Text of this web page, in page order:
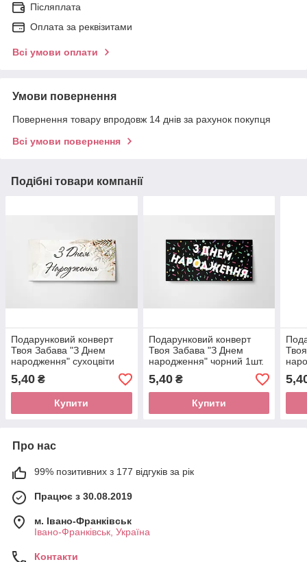
Післяплата
Оплата за реквізитами
Всі умови оплати
Умови повернення
Повернення товару впродовж 14 днів за рахунок покупця
Всі умови повернення
Подібні товари компанії
Подарунковий конверт
Твоя Забава "З Днем
народження" сухоцвіти
1шт.
5,40 ₴
Купити
Подарунковий конверт
Твоя Забава "З Днем
народження" чорний 1шт.
5,40₴
Купити
Про нас
99% позитивних з 177 відгуків за рік
Працює з 30.08.2019
м. Івано-Франківськ
Івано-Франківськ, Україна
Контакти